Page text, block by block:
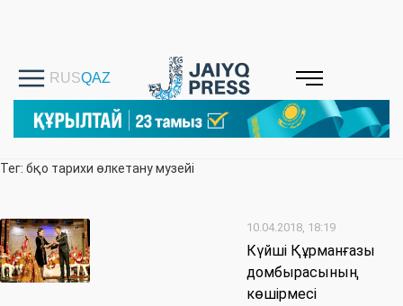
Тег: бқо тарихи өлкетану музейі
10.04.2018, 18:19
Күйші Құрманғазы
домбырасының
көшірмесі